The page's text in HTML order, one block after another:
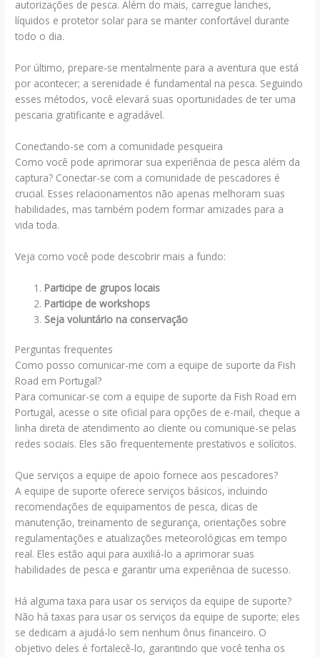
autorizações de pesca. Além do mais, carregue lanches,
líquidos e protetor solar para se manter confortável durante
todo o dia.
Por último, prepare-se mentalmente para a aventura que está
por acontecer; a serenidade é fundamental na pesca. Seguindo
esses métodos, você elevará suas oportunidades de ter uma
pescaria gratificante e agradável.
Conectando-se com a comunidade pesqueira
Como você pode aprimorar sua experiência de pesca além da
captura? Conectar-se com a comunidade de pescadores é
crucial. Esses relacionamentos não apenas melhoram suas
habilidades, mas também podem formar amizades para a
vida toda.
Veja como você pode descobrir mais a fundo:
Participe de grupos locais
Participe de workshops
Seja voluntário na conservação
Perguntas frequentes
Como posso comunicar-me com a equipe de suporte da Fish
Road em Portugal?
Para comunicar-se com a equipe de suporte da Fish Road em
Portugal, acesse o site oficial para opções de e-mail, cheque a
linha direta de atendimento ao cliente ou comunique-se pelas
redes sociais. Eles são frequentemente prestativos e solícitos.
Que serviços a equipe de apoio fornece aos pescadores?
A equipe de suporte oferece serviços básicos, incluindo
recomendações de equipamentos de pesca, dicas de
manutenção, treinamento de segurança, orientações sobre
regulamentações e atualizações meteorológicas em tempo
real. Eles estão aqui para auxiliá-lo a aprimorar suas
habilidades de pesca e garantir uma experiência de sucesso.
Há alguma taxa para usar os serviços da equipe de suporte?
Não há taxas para usar os serviços da equipe de suporte; eles
se dedicam a ajudá-lo sem nenhum ônus financeiro. O
objetivo deles é fortalecê-lo, garantindo que você tenha os